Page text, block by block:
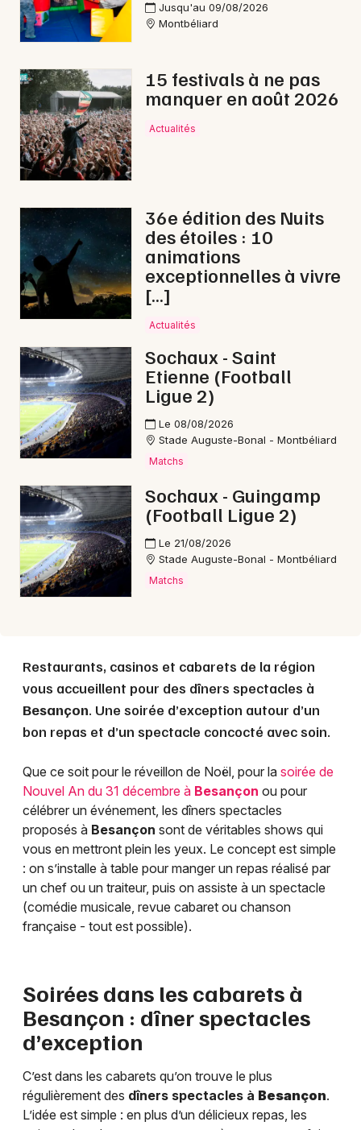
Dîner spectacle en Franche-Comté
Dîner spectacle en Bourgogne-Franche-Comté
Newsletter des sorties
Artistes en tournée
Actus à Besançon
Magazine à Besançon
Choisir mes départements
Mon email
Je m'abonne
Jusqu'au 09/08/2026
Montbéliard
15 festivals à ne pas
manquer en août 2026
Actualités
36e édition des Nuits
des étoiles : 10
animations
exceptionnelles à vivre
[…]
Actualités
Sochaux - Saint
Etienne (Football
Ligue 2)
Le 08/08/2026
Stade Auguste-Bonal - Montbéliard
Matchs
Sochaux - Guingamp
(Football Ligue 2)
Le 21/08/2026
Stade Auguste-Bonal - Montbéliard
Matchs
Restaurants, casinos et cabarets de la région
vous accueillent pour des dîners spectacles à
Besançon. Une soirée d’exception autour d’un
bon repas et d’un spectacle concocté avec soin.
Que ce soit pour le réveillon de Noël, pour la soirée de
Nouvel An du 31 décembre à Besançon ou pour
célébrer un événement, les dîners spectacles
proposés à Besançon sont de véritables shows qui
vous en mettront plein les yeux. Le concept est simple
: on s’installe à table pour manger un repas réalisé par
un chef ou un traiteur, puis on assiste à un spectacle
(comédie musicale, revue cabaret ou chanson
française - tout est possible).
Soirées dans les cabarets à
Besançon : dîner spectacles
d’exception
C’est dans les cabarets qu’on trouve le plus
régulièrement des dîners spectacles à Besançon.
L’idée est simple : en plus d’un délicieux repas, les